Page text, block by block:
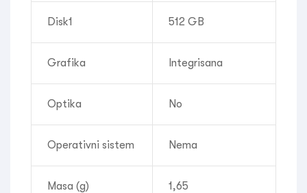
Disk1 512 GB
Grafika Integrisana
Optika No
Operativni sistem Nema
Masa (g) 1,65